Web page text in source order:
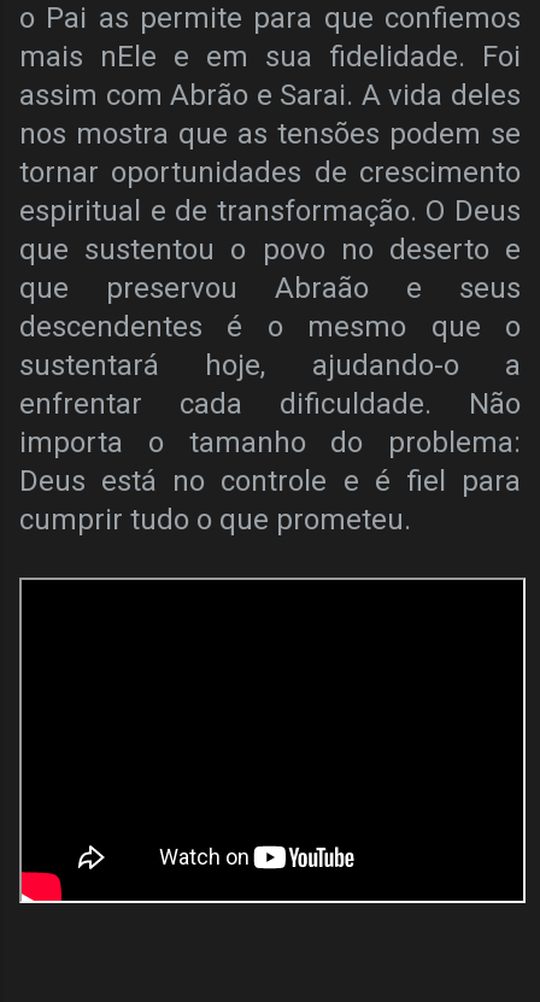
o Pai as permite para que confiemos
mais nEle e em sua fidelidade. Foi
assim com Abrão e Sarai. A vida deles
nos mostra que as tensões podem se
tornar oportunidades de crescimento
espiritual e de transformação. O Deus
que sustentou o povo no deserto e
que preservou Abraão e seus
descendentes é o mesmo que o
sustentará hoje, ajudando-o a
enfrentar cada dificuldade. Não
importa o tamanho do problema:
Deus está no controle e é fiel para
cumprir tudo o que prometeu.